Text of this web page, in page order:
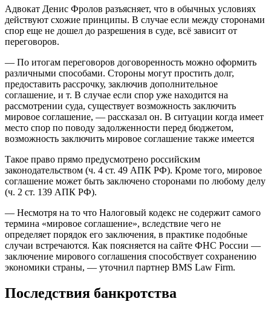
Адвокат Денис Фролов разъясняет, что в обычных условиях
действуют схожие принципы. В случае если между сторонами
спор еще не дошел до разрешения в суде, всё зависит от
переговоров.
— По итогам переговоров договоренность можно оформить
различными способами. Стороны могут простить долг,
предоставить рассрочку, заключив дополнительное
соглашение, и т. В случае если спор уже находится на
рассмотрении суда, существует возможность заключить
мировое соглашение, — рассказал он. В ситуации когда имеет
место спор по поводу задолженности перед бюджетом,
возможность заключить мировое соглашение также имеется
Такое право прямо предусмотрено российским
законодательством (ч. 4 ст. 49 АПК РФ). Кроме того, мировое
соглашение может быть заключено сторонами по любому делу
(ч. 2 ст. 139 АПК РФ).
— Несмотря на то что Налоговый кодекс не содержит самого
термина «мировое соглашение», вследствие чего не
определяет порядок его заключения, в практике подобные
случаи встречаются. Как поясняется на сайте ФНС России —
заключение мирового соглашения способствует сохранению
экономики страны, — уточнил партнер BMS Law Firm.
Последствия банкротства